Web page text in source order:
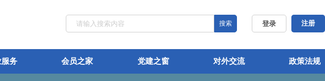
登录 注册
搜索
务 会员之家 党建之窗 对外交流 政策法规